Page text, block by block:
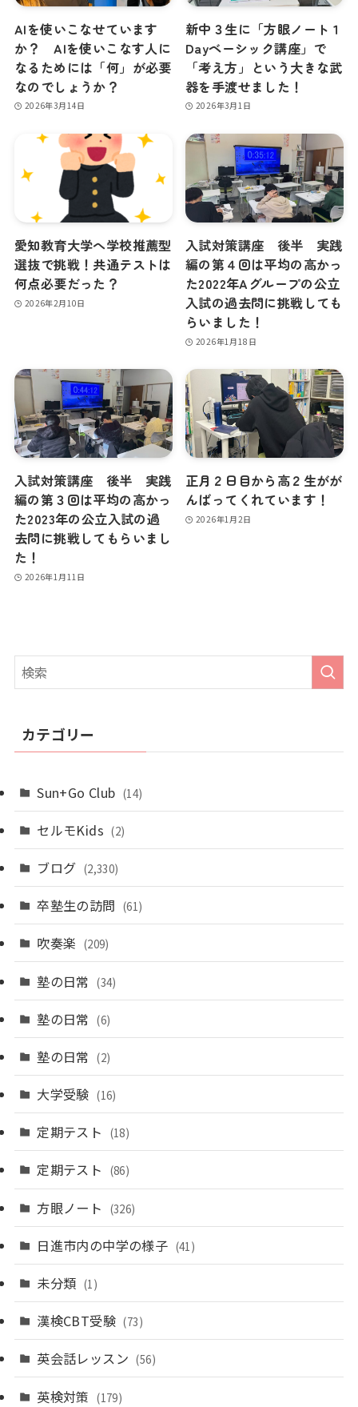
AIを使いこなせています
か？ AIを使いこなす人に
なるためには「何」が必要
なのでしょうか？
2026年3月14日
新中３生に「方眼ノート１
Dayベーシック講座」で
「考え方」という大きな武
器を手渡せました！
2026年3月1日
愛知教育大学へ学校推薦型
選抜で挑戦！共通テストは
何点必要だった？
2026年2月10日
入試対策講座 後半 実践
編の第４回は平均の高かっ
た2022年Aグループの公立
入試の過去問に挑戦しても
らいました！
2026年1月18日
入試対策講座 後半 実践
編の第３回は平均の高かっ
た2023年の公立入試の過
去問に挑戦してもらいまし
た！
2026年1月11日
正月２日目から高２生がが
んばってくれています！
2026年1月2日
カテゴリー
Sun+Go Club (14)
セルモKids (2)
ブログ (2,330)
卒塾生の訪問 (61)
吹奏楽 (209)
塾の日常 (34)
塾の日常 (6)
塾の日常 (2)
大学受験 (16)
定期テスト (18)
定期テスト (86)
方眼ノート (326)
日進市内の中学の様子 (41)
未分類 (1)
漢検CBT受験 (73)
英会話レッスン (56)
英検対策 (179)